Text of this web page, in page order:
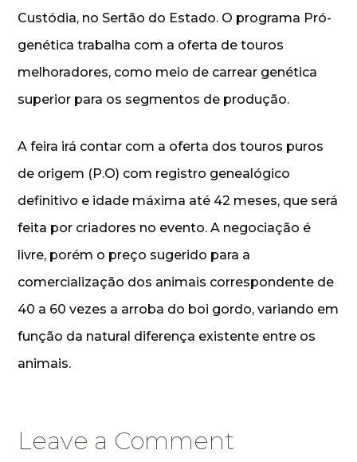
Custódia, no Sertão do Estado. O programa Pró-
genética trabalha com a oferta de touros
melhoradores, como meio de carrear genética
superior para os segmentos de produção.
A feira irá contar com a oferta dos touros puros
de origem (P.O) com registro genealógico
definitivo e idade máxima até 42 meses, que será
feita por criadores no evento. A negociação é
livre, porém o preço sugerido para a
comercialização dos animais correspondente de
40 a 60 vezes a arroba do boi gordo, variando em
função da natural diferença existente entre os
animais.
Leave a Comment